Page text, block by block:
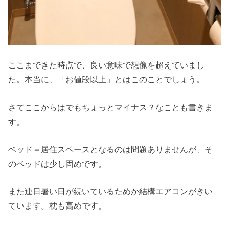
ここまできた時点で、良い意味で想像を超えていまし
た。本当に、「お値段以上」とはこのことでしょう。
さてここからはでもちょっとマイナス？なことも書きま
す。
ベッド＝居住スペースとなるのは問題ありませんが、そ
のベッドは少し固めです。
また連日暑い日が続いているためか結構エアコンがきい
ています。枕も高めです。